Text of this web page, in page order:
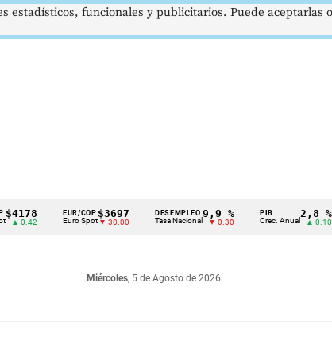
EUR/COP
Euro Spot
$3697
▼ 30.00
DESEMPLEO
Tasa Nacional
9,9 %
▼ 0.30
PIB
Crec. Anual
2,8 %
▲ 0.10
Miércoles, 5 de Agosto de 2026
estadísticos, funcionales y publicitarios. Puede aceptarlas